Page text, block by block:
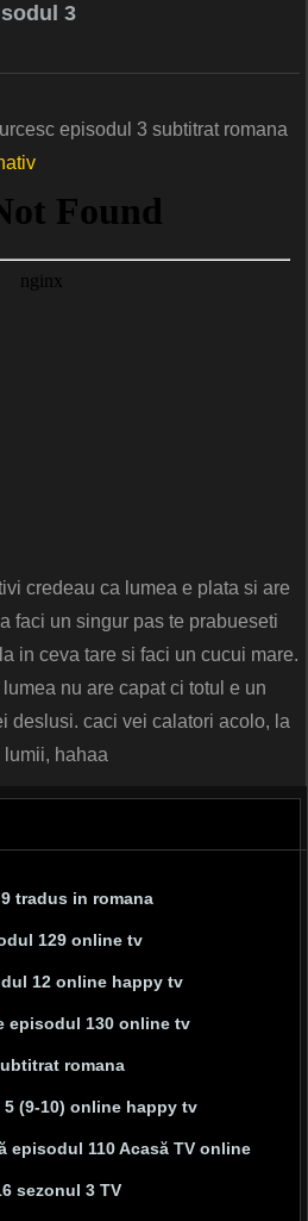
3
episodul 3 subtitrat romana
credeau ca lumea e plata si are
faci un singur pas te prabueseti
in ceva tare si faci un cucui mare.
nu are capat ci totul e un
deslusi. caci vei calatori acolo, la
hahaa
tradus in romana
129 online tv
12 online happy tv
episodul 130 online tv
romana
(9-10) online happy tv
episodul 110 Acasă TV online
sezonul 3 TV